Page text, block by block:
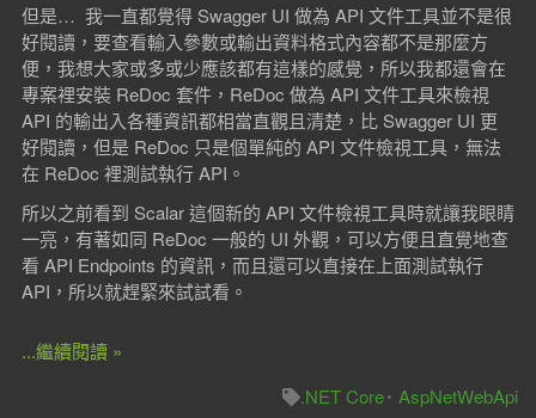
但是… 我一直都覺得 Swagger UI 做為 API 文件工具並不是很
好閱讀，要查看輸入參數或輸出資料格式內容都不是那麼方
便，我想大家或多或少應該都有這樣的感覺，所以我都還會在
專案裡安裝 ReDoc 套件，ReDoc 做為 API 文件工具來檢視
API 的輸出入各種資訊都相當直觀且清楚，比 Swagger UI 更
好閱讀，但是 ReDoc 只是個單純的 API 文件檢視工具，無法
在 ReDoc 裡測試執行 API。
所以之前看到 Scalar 這個新的 API 文件檢視工具時就讓我眼睛
一亮，有著如同 ReDoc 一般的 UI 外觀，可以方便且直覺地查
看 API Endpoints 的資訊，而且還可以直接在上面測試執行
API，所以就趕緊來試試看。
...繼續閱讀 »
.NET Core
AspNetWebApi